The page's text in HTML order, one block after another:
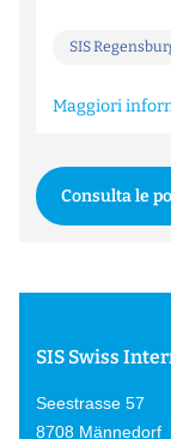
SIS
Maggiori
Consulta le
SIS Swiss
Seestrasse 57
8708 Männedorf